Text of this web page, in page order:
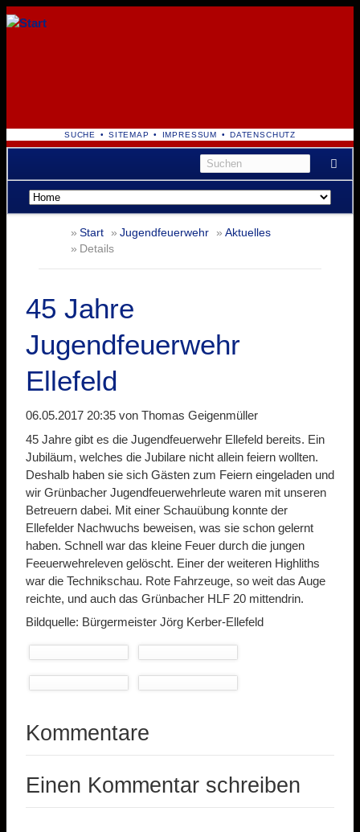
NAVIGATION
ÜBERSPRINGEN
SUCHE SITEMAP IMPRESSUM DATENSCHUTZ
Navigation
überspringen
Start Jugendfeuerwehr
Aktuelles
Details
45 Jahre
Jugendfeuerwehr
Ellefeld
06.05.2017 20:35 von Thomas Geigenmüller
45 Jahre gibt es die Jugendfeuerwehr Ellefeld bereits. Ein
Jubiläum, welches die Jubilare nicht allein feiern wollten.
Deshalb haben sie sich Gästen zum Feiern eingeladen und
wir Grünbacher Jugendfeuerwehrleute waren mit unseren
Betreuern dabei. Mit einer Schauübung konnte der
Ellefelder Nachwuchs beweisen, was sie schon gelernt
haben. Schnell war das kleine Feuer durch die jungen
Feeuerwehreleven gelöscht. Einer der weiteren Highliths
war die Technikschau. Rote Fahrzeuge, so weit das Auge
reichte, und auch das Grünbacher HLF 20 mittendrin.
Bildquelle: Bürgermeister Jörg Kerber-Ellefeld
Kommentare
Einen Kommentar schreiben